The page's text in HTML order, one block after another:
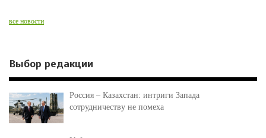
все новости
Выбор редакции
Россия – Казахстан: интриги Запада
сотрудничеству не помеха